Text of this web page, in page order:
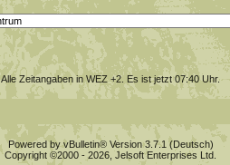
Alle Zeitangaben in WEZ +2. Es ist jetzt07:40Uhr.
Powered by vBulletin® Version 3.7.1 (Deutsch)
Copyright ©2000 - 2026, Jelsoft Enterprises Ltd.